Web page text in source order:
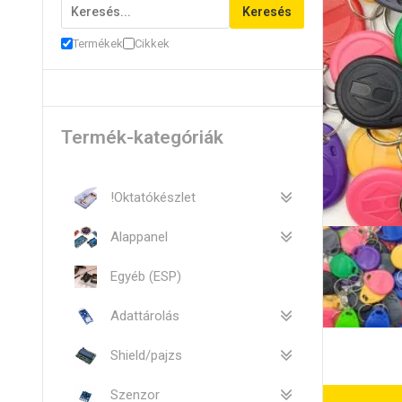
Keresés
Termékek Cikkek
Termék-kategóriák
!Oktatókészlet
Alappanel
Egyéb (ESP)
Adattárolás
Shield/pajzs
Szenzor